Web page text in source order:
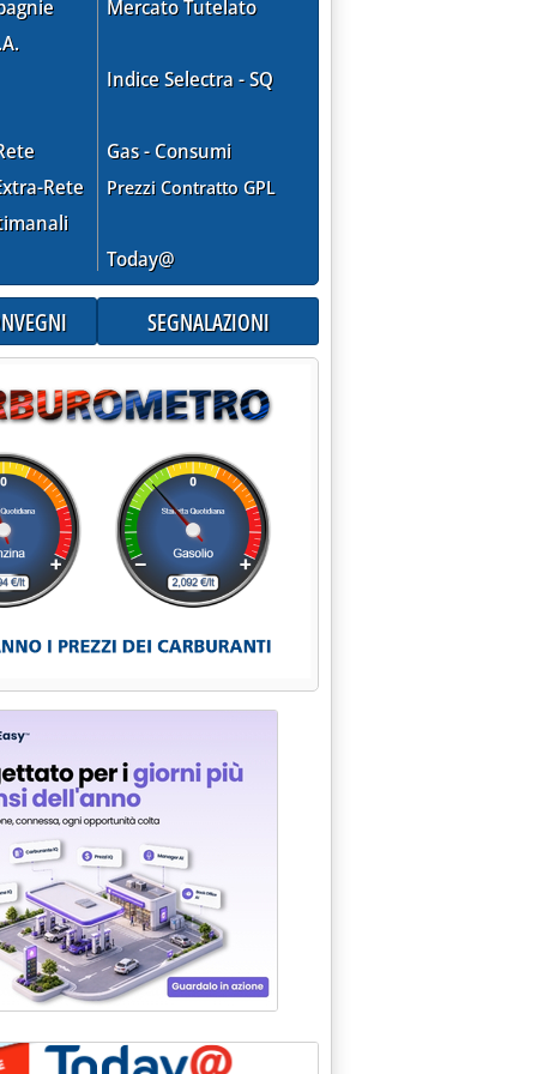
E BRIANZA'
alle 14.49.
INSIEME'
Rete
Mercato Tutelato
Indice Selectra - SQ
Gas - Consumi
Prezzi Contratto GPL
Today@
SEGNALAZIONI